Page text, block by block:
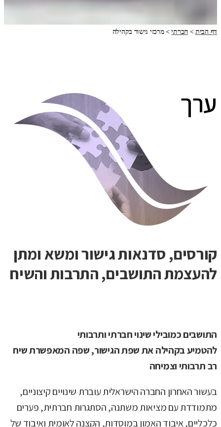
דף הבית>חברתי>מרכזי גישור בקהילה
ערך
קורסים, סדנאות גישור ומשא ומתן
להעצמת התושבים, התרבות והשיח
התושבים כמובילי שינוי חברתי ותרבותי
להטמיע בקהילה את שפת הגישור, שפה המאפשרת שיח
רב תרבותי וצמיחה
בעשור האחרון החברה הישראלית עוברת שינויים קיצוניים,
מתמודדת עם מציאות משתנה, הסתגרות חברתית, פערים
כלכליים, איבוד האמון במוסדות, הקצנה לאומית ואיבוד של